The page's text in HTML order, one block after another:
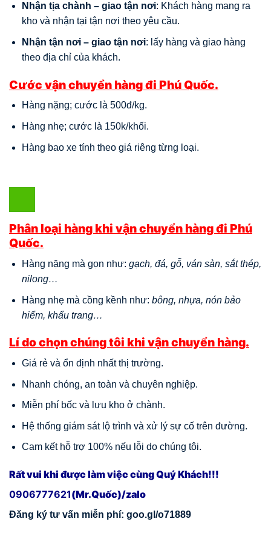
Nhận tịa chành – giao tận nơi: Khách hàng mang ra
kho và nhận tại tận nơi theo yêu cầu.
Nhận tận nơi – giao tận nơi: lấy hàng và giao hàng
theo địa chỉ của khách.
Cước vận chuyển hàng đi Phú Quốc.
Hàng nặng; cước là 500đ/kg.
Hàng nhẹ; cước là 150k/khối.
Hàng bao xe tính theo giá riêng từng loại.
Phân loại hàng khi vận chuyển hàng đi Phú
Quốc.
Hàng nặng mà gọn như: gạch, đá, gỗ, ván sàn, sắt thép,
nilong…
Hàng nhẹ mà cồng kềnh như: bông, nhựa, nón bảo
hiểm, khẩu trang…
Lí do chọn chúng tôi khi vận chuyển hàng.
Giá rẻ và ổn định nhất thị trường.
Nhanh chóng, an toàn và chuyên nghiệp.
Miễn phí bốc và lưu kho ở chành.
Hệ thống giám sát lộ trình và xử lý sự cố trên đường.
Cam kết hỗ trợ 100% nếu lỗi do chúng tôi.
Rất vui khi được làm việc cùng Quý Khách!!!
0906777621(Mr.Quốc)/zalo
Đăng ký tư vấn miễn phí: goo.gl/o71889